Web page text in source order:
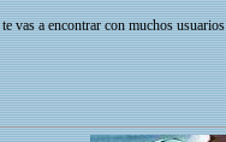
vas a encontrar con muchos